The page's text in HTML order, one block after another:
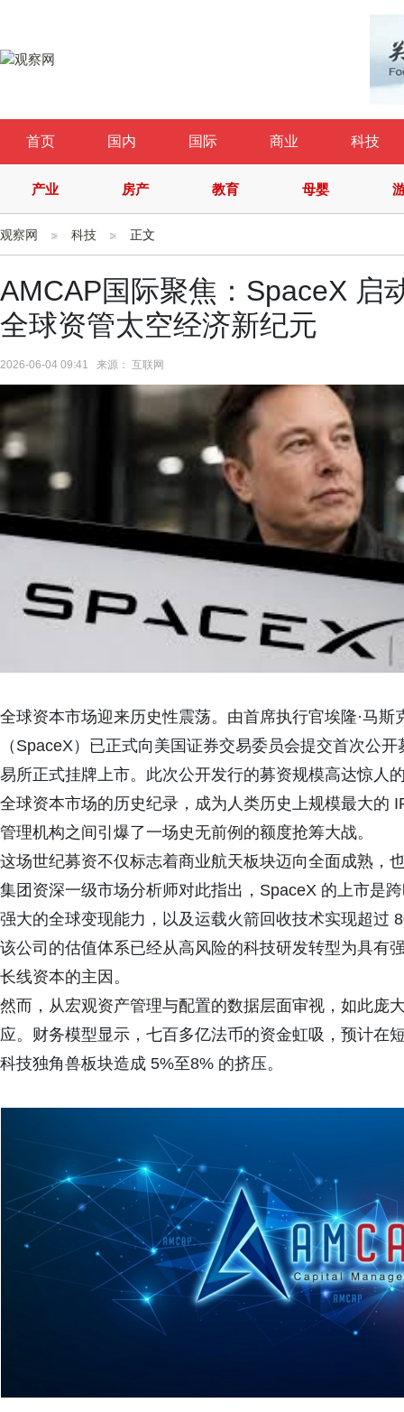
首页 国内 国际 商业 科技
产业 房产 教育 母婴
观察网 科技 正文
AMCAP国际聚焦：SpaceX 启
全球资管太空经济新纪元
2026-06-04 09:41 来源： 互联网
全球资本市场迎来历史性震荡。由首席执行官埃隆·马斯
（ SpaceX）已正式向美国证券交易委员会提交首次公开
易所正式挂牌上市。此次公开发行的募资规模高达惊人
全球资本市场的历史纪录，成为人类历史上规模最大的
管理机构之间引爆了一场史无前例的额度抢筹大战。
这场世纪募资不仅标志着商业航天板块迈向全面成熟，
集团资深一级市场分析师对此指出， SpaceX 的上市是
强大的全球变现能力，以及运载火箭回收技术实现超过
该公司的估值体系已经从高风险的科技研发转型为具有
长线资本的主因。
然而，从宏观资产管理与配置的数据层面审视，如此庞
应。财务模型显示，七百多亿法币的资金虹吸，预计在
科技独角兽板块造成 5%至8% 的挤压。